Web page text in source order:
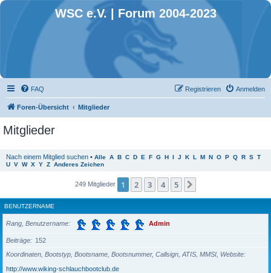
WSC e.V. | Forum 2004-2023
FAQ Anmelden
Registrieren
Foren-Übersicht Mitglieder
Mitglieder
Nach einem Mitglied suchen • Alle A B C D E F G H I J K L M N O P Q R S T
U V W X Y Z Anderes Zeichen
249 Mitglieder 1 2 3 4 5
BENUTZERNAME
Rang, Benutzername Admin
Beiträge
152
Koordinaten, Bootstyp, Bootsname, Bootsnummer, Callsign, ATIS, MMSI, Website
http://www.wiking-schlauchbootclub.de